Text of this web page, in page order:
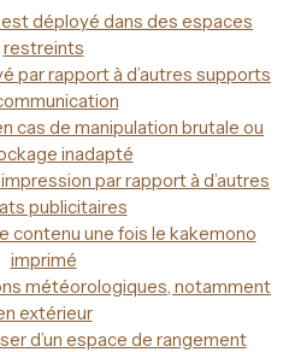
est déployé dans des espaces
restreints
par rapport à d’autres supports
cas de manipulation brutale ou
inadapté
par rapport à d’autres
publicitaires
contenu une fois le kakemono
imprimé
météorologiques, notamment
extérieur
d’un espace de rangement